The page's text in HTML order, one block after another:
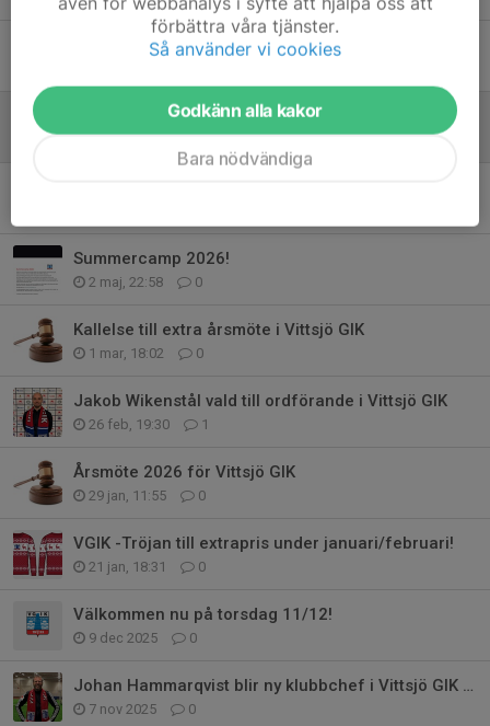
Förlängd anmälningstid till Summercamp 2026
26 maj, 08:50 0
Summercamp 2026!
2 maj, 22:58 0
Kallelse till extra årsmöte i Vittsjö GIK
1 mar, 18:02 0
Jakob Wikenstål vald till ordförande i Vittsjö GIK
26 feb, 19:30 1
Årsmöte 2026 för Vittsjö GIK
29 jan, 11:55 0
VGIK -Tröjan till extrapris under januari/februari!
21 jan, 18:31 0
Välkommen nu på torsdag 11/12!
9 dec 2025 0
Johan Hammarqvist blir ny klubbchef i Vittsjö GIK Hässleholm
7 nov 2025 0
förbättra våra tjänster.
Så använder vi cookies
Godkänn alla kakor
Bara nödvändiga